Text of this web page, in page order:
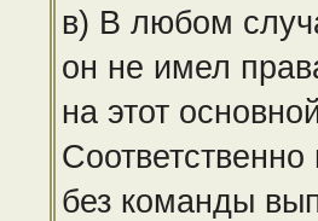
в) В любом
он не имел
на этот
без команды